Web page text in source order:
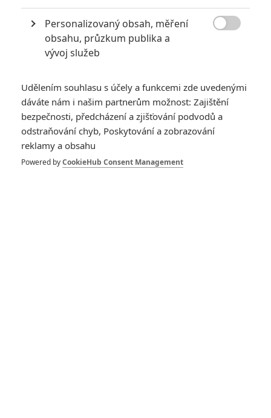
POSLEDNÍ KOMENTOVANÉ
ČLÁNEK | 01.08.2026 16:40
433
拆彈專家
1ČLÁNEK | 30.07.2026 20:14
Děti krve a kostí: Regulérní trailer představuje akční fantasy
dobrodružství s vůní Afriky
Personalizovaný obsah, měření
obsahu, průzkum publika a
vývoj služeb
Udělením souhlasu s účely a funkcemi zde uvedenými
dáváte nám i našim partnerům možnost: Zajištění
bezpečnosti, předcházení a zjišťování podvodů a
odstraňování chyb, Poskytování a zobrazování
reklamy a obsahu
Powered byCookieHub Consent Management